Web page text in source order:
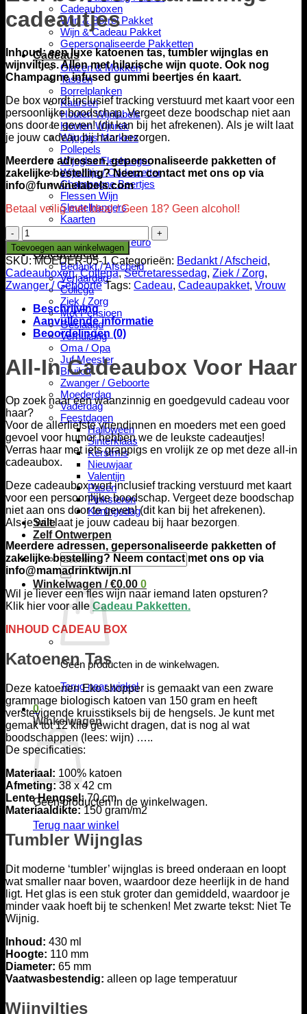
Cadeauboxen
Wijn & Borrel Pakket
Wijn & Cadeau Pakket
Gepersonaliseerde Pakketten
Cadeaus
Glazen & Mokken
Tassen
Borrelplanken
Kaarsen
Houten Wijnlabels
Houten Wijnrek
Wijnglas Markers
Pollepels
Wijnglas Fleshanger
Wijnviltje / Onderzetter
Champagne Beertjes
Flessen Wijn
Sleutelhangers
Kaarten
Overig
Cadeautjes < 5 euro
Gelegenheid
Bedankt / Afscheid
Verjaardag
Collega
Ziek / Zorg
Met Pensioen
Geslaagd
Verhuizing
Oma / Opa
Juf Meester
Bruiloft
Zwanger / Geboorte
Moederdag
Vaderdag
Feestdagen
Halloween
Sinterklaas
Kerstmis
Nieuwjaar
Valentijn
Pasen
Pinksteren
Koningsdag
Sale
Zelf Ontwerpen
Zoeken
naar:
Winkelwagen /€0.00 0
Geen producten in de winkelwagen.
Terug naar winkel
0
Winkelwagen
Geen producten in de winkelwagen.
Terug naar winkel
cadeautjes
Inhoud: een luxe katoenen tas, tumbler wijnglas en
wijnviltjes. Allen met hilarische wijn quote. Ook nog
Champagne infused gummi beertjes én kaart.
De box wordt inclusief tracking verstuurd met kaart voor een
persoonlijke boodschap. Vergeet deze boodschap niet aan
ons door te geven! (dit kan bij het afrekenen). Als je wilt laat
je jouw cadeau bij haar bezorgen.
Meerdere adressen, gepersonaliseerde pakketten of
zakelijke bestelling? Neem contact met ons op via
info@funwinelabels.com
Betaal veilig met Ideal / Geen 18? Geen alcohol!
All-
In
Cadeaubox
Voor
Haar
aantal
Toevoegen aan winkelwagen
SKU:MOEDER-05-1 Categorieën: Bedankt / Afscheid,
Cadeauboxen,Collega,Secretaressedag, Ziek / Zorg,
Zwanger / Geboorte Tags: Cadeau, Cadeaupakket, Vrouw
Beschrijving
Aanvullende informatie
Beoordelingen (0)
All-In Cadeaubox Voor Haar
Op zoek naar een waanzinnig en goedgevuld cadeau voor
haar?
Voor de allerliefste vriendinnen en moeders met een goed
gevoel voor humor hebben we de leukste cadeautjes!
Verras haar met iets grappigs en vrolijk ze op met deze all-in
cadeaubox.
Deze cadeaubox wort inclusief tracking verstuurd met kaart
voor een persoonlijke boodschap. Vergeet deze boodschap
niet aan ons door te geven! (dit kan bij het afrekenen).
Als je wilt laat je jouw cadeau bij haar bezorgen
Meerdere adressen, gepersonaliseerde pakketten of
zakelijke bestelling? Neem contact met ons op via
info@mamadrinktwijn.nl
Wil je liever een fles wijn naar iemand laten opsturen?
Klik hier voor alle Cadeau Pakketten.
INHOUD CADEAU BOX
Katoenen Tas
Deze katoenen Eko shopper is gemaakt van een zware
grammage biologisch katoen van 150 gram en heeft
verstevigende kruisstiksels bij de hengsels. Je kunt met
gemak tot 12 kilo gewicht dragen, dat is nog al wat
boodschappen (lees: wijn) …..
De specificaties:
Materiaal: 100% katoen
Afmeting:38 x 42 cm
Lente Hengsel:70 cm
Materiaaldikte: 150 gram/m2
Tumbler Wijnglas
Dit moderne ‘tumbler’ wijnglas is breed onderaan en loopt
wat smaller naar boven, waardoor deze heerlijk in de hand
ligt. Het glas is een stuk groter dan gemiddeld, waardoor je
minder vaak hoeft bij te schenken! Met zwarte tekst: Niet Te
Wijnig.
Inhoud: 430 ml
Hoogte: 110 mm
Diameter: 65 mm
Vaatwasbestendig: alleen op lage temperatuur
Wijnviltjes